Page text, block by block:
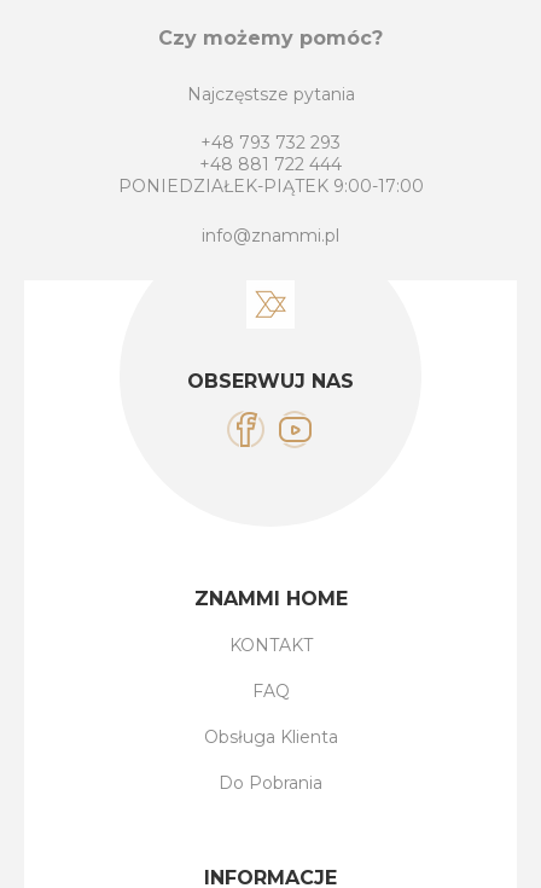
Czy możemy pomóc?
Najczęstsze pytania
+48 793 732 293
+48 881 722 444
PONIEDZIAŁEK-PIĄTEK 9:00-17:00
info@znammi.pl
OBSERWUJ NAS
ZNAMMI HOME
KONTAKT
FAQ
Obsługa Klienta
Do Pobrania
INFORMACJE